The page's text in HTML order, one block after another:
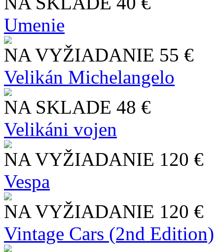
Umenie
NA VYŽIADANIE 55 €
Velikán Michelangelo
NA SKLADE 48 €
Velikáni vojen
NA VYŽIADANIE 120 €
Vespa
NA VYŽIADANIE 120 €
Vintage Cars (2nd Edition)